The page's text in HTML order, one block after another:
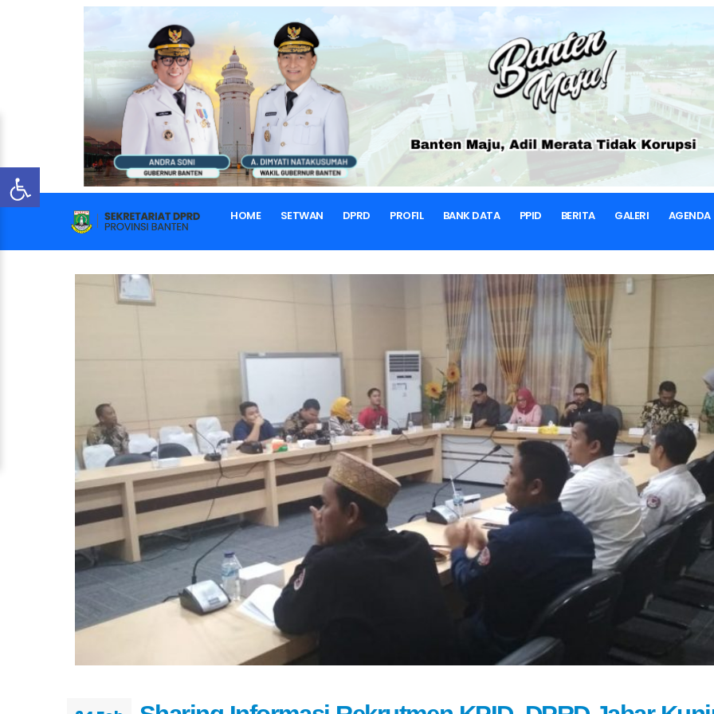
HOME SETWAN DPRD PROFIL BANK DATA PPID BERITA GALERI AGENDA
SEKRETARIAT DPRD
BERANDA BERITA & ARTIKEL